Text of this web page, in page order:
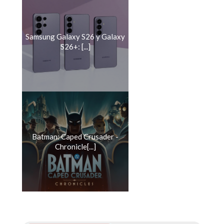
Samsung Galaxy S26 y Galaxy
S26+: [...]
Batman: Caped Crusader -
Chronicle[...]